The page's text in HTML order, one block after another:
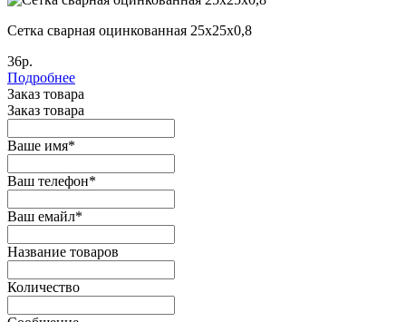
Сетка сварная оцинкованная 25х25х0,8
36р.
Подробнее
Заказ товара
Заказ товара
Ваше имя*
Ваш телефон*
Ваш емайл*
Название товаров
Количество